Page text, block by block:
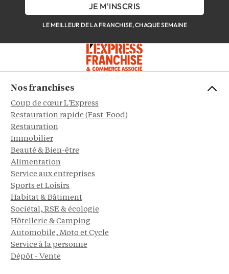
JE M'INSCRIS
LE MEILLEUR DE LA FRANCHISE, CHAQUE SEMAINE
Nos franchises
Coup de cœur L'Express
Restauration rapide (Fast-Food)
Restauration
Immobilier
Beauté & Bien-être
Alimentation
Service aux entreprises
Sports et Loisirs
Habitat & Bâtiment
Sociétal, RSE & écologie
Hôtellerie & Camping
Automobile, Moto et Cycle
Service à la personne
Dépôt - Vente